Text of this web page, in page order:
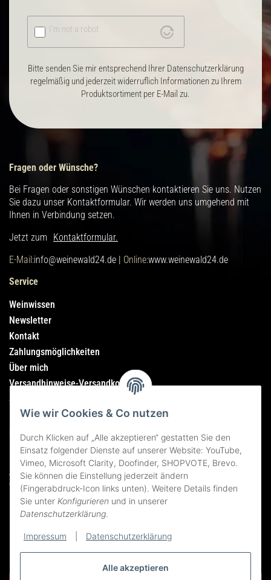
Alle akzeptieren
Wie wir Cookies & Co nutzen
Durch Klicken auf „Alle akzeptieren“ gestatten Sie den
Einsatz folgender Dienste auf unserer Website: YouTube,
Vimeo, Microsoft Clarity, Doofinder, SHOPVOTE, Brevo.
Sie können die Einstellung jederzeit ändern
(Fingerabdruck-Icon links unten). Weitere Details finden
Sie unter Konfigurieren und in unserer
Datenschutzerklärung.
Impressum Datenschutzerklärung
Rechtliches
Impressum
AGB
Widerrufsrecht
Datenschutzerklärung
Erklärung zur Barrierefreiheit
Bildnachweise
Service
Weinwissen
Newsletter
Kontakt
Zahlungsmöglichkeiten
Über mich
Versandhinweise-Versandkosten
Sitemap
Fragen oder Wünsche?
Bei Fragen oder sonstigen Wünschen kontaktieren Sie uns. Nutzen
Sie dazu unser Kontaktformular. Wir werden uns umgehend mit
Ihnen in Verbindung setzen.
Jetzt zum
Kontaktformular.
E-Mail:info@weinewald24.de | Online:www.weinewald24.de
I'm not a robot
Bitte senden Sie mir entsprechend Ihrer Datenschutzerklärung
regelmäßig und jederzeit widerruflich Informationen zu Ihrem
Produktsortiment per E-Mail zu.